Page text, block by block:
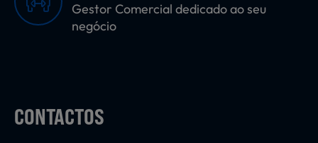
Gestor Comercial dedicado ao seu
negócio
CONTACTOS